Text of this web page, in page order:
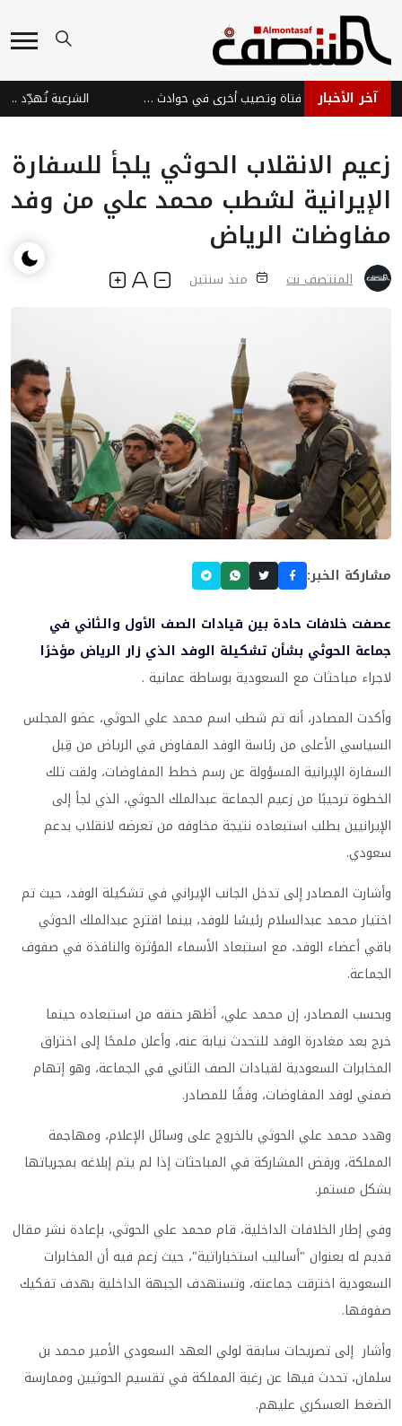
آخر الأخبار صواعق تعز تودي بحياة فتاة وتصيب أخرى في حوادث مأساوية الشرعية تُهدِّد ..
زعيم الانقلاب الحوثي يلجأ للسفارة
الإيرانية لشطب محمد علي من وفد
مفاوضات الرياض
المنتصف نت منذ سنتين
مشاركة الخبر:
عصفت خلافات حادة بين قيادات الصف الأول والثاني في
جماعة الحوثي بشأن تشكيلة الوفد الذي زار الرياض مؤخرًا
لاجراء مباحثات مع السعودية بوساطة عمانية .
وأكدت المصادر، أنه تم شطب اسم محمد علي الحوثي، عضو المجلس
السياسي الأعلى من رئاسة الوفد المفاوض في الرياض من قِبل
السفارة الإيرانية المسؤولة عن رسم خطط المفاوضات، ولقت تلك
الخطوة ترحيبًا من زعيم الجماعة عبدالملك الحوثي، الذي لجأ إلى
الإيرانيين بطلب استبعاده نتيجة مخاوفه من تعرضه لانقلاب بدعم
سعودي.
وأشارت المصادر إلى تدخل الجانب الإيراني في تشكيلة الوفد، حيث تم
اختيار محمد عبدالسلام رئيسًا للوفد، بينما اقترح عبدالملك الحوثي
باقي أعضاء الوفد، مع استبعاد الأسماء المؤثرة والنافذة في صفوف
الجماعة.
وبحسب المصادر، إن محمد علي، أظهر حنقه من استبعاده حينما
خرج بعد مغادرة الوفد للتحدث نيابة عنه، وأعلن ملمحًا إلى اختراق
المخابرات السعودية لقيادات الصف الثاني في الجماعة، وهو إتهام
ضمني لوفد المفاوضات، وفقًا للمصادر.
وهدد محمد علي الحوثي بالخروج على وسائل الإعلام، ومهاجمة
المملكة، ورفض المشاركة في المباحثات إذا لم يتم إبلاغه بمجرياتها
بشكل مستمر.
وفي إطار الخلافات الداخلية، قام محمد علي الحوثي، بإعادة نشر مقال
قديم له بعنوان "أساليب استخباراتية"، حيث زعم فيه أن المخابرات
السعودية اخترقت جماعته، وتستهدف الجبهة الداخلية بهدف تفكيك
صفوفها.
وأشار إلى تصريحات سابقة لولي العهد السعودي الأمير محمد بن
سلمان، تحدث فيها عن رغبة المملكة في تقسيم الحوثيين وممارسة
الضغط العسكري عليهم.